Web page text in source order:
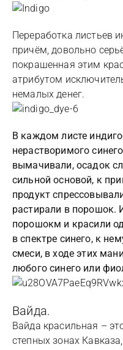
Переработка листьев
причём, довольно
покрашенная этим
атрибутом
немалых денег.
В каждом листе
нерастворимого
вымачивали, осадок
сильной основой, к
продукт
растирали в порошок.
порошокм и красили
в спектре синего, к
смеси, в ходе этих
любого синего или
Вайда.
Вайда красильная –
степных зонах